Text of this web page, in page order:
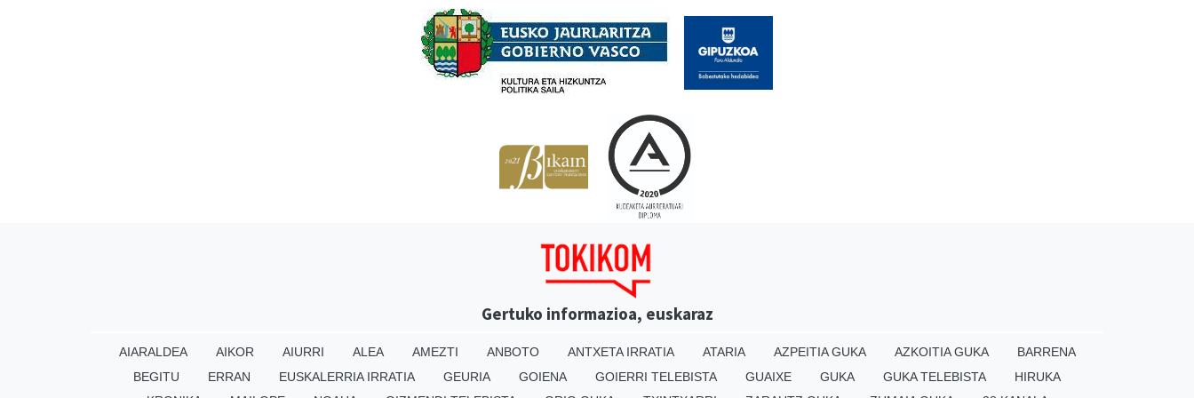
Gertuko informazioa, euskaraz
AIARALDEA AIKOR AIURRI ALEA AMEZTI ANBOTO ANTXETA IRRATIA ATARIA AZPEITIA GUKA AZKOITIA GUKA
BARRENA
BEGITU
ERRAN EUSKALERRIA IRRATIA GEURIA GOIENA GOIERRI TELEBISTA GUAIXE GUKA GUKA TELEBISTA
HIRUKA